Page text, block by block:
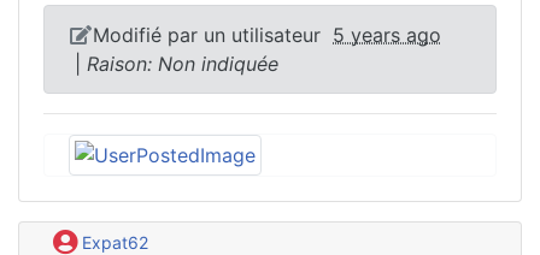
Modifié par un utilisateur 5 years ago
Raison: Non indiquée
Expat62